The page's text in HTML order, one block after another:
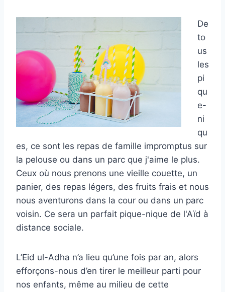
De
to
us
les
pi
qu
e-
ni
qu
es, ce sont les repas de famille impromptus sur
la pelouse ou dans un parc que j'aime le plus.
Ceux où nous prenons une vieille couette, un
panier, des repas légers, des fruits frais et nous
nous aventurons dans la cour ou dans un parc
voisin. Ce sera un parfait pique-nique de l'Aïd à
distance sociale.
L’Eid ul-Adha n’a lieu qu’une fois par an, alors
efforçons-nous d’en tirer le meilleur parti pour
nos enfants, même au milieu de cette